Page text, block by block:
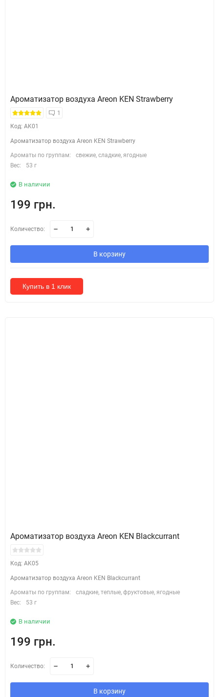
Ароматизатор воздуха Areon KEN Strawberry
1
Код: AK01
Ароматизатор воздуха Areon KEN Strawberry
Ароматы по группам:
свежие, сладкие, ягодные
Вес:
53 г
В наличии
199 грн.
Количество:
В корзину
Купить в 1 клик
Ароматизатор воздуха Areon KEN Blackcurrant
Код: AK05
Ароматизатор воздуха Areon KEN Blackcurrant
Ароматы по группам:
сладкие, теплые, фруктовые, ягодные
Вес:
53 г
В наличии
199 грн.
Количество:
В корзину